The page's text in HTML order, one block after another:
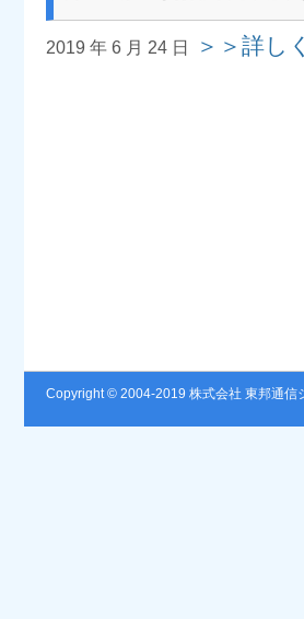
2019 年 6 月 24 日 ＞＞詳し
Copyright © 2004-2019 株式会社 東邦通信